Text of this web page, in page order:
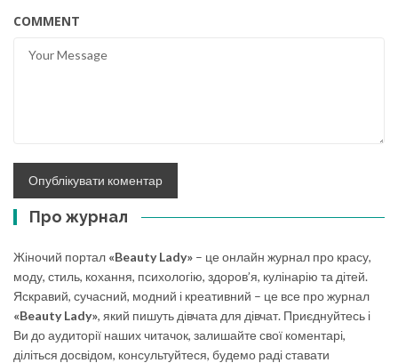
COMMENT
Про журнал
Жіночий портал «Beauty Lady» – це онлайн журнал про красу,
моду, стиль, кохання, психологію, здоров’я, кулінарію та дітей.
Яскравий, сучасний, модний і креативний – це все про журнал
«Beauty Lady», який пишуть дівчата для дівчат. Приєднуйтесь і
Ви до аудиторії наших читачок, залишайте свої коментарі,
діліться досвідом, консультуйтеся, будемо раді ставати